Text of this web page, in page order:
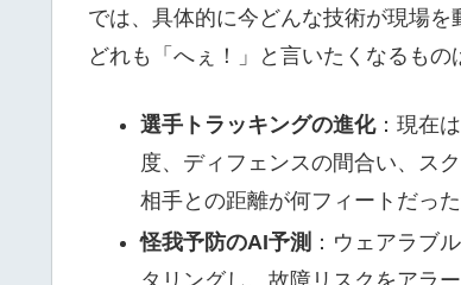
では、具体的に今どんな技術が現場を
どれも「へぇ！」と言いたくなるもの
選手トラッキングの進化：現在
度、ディフェンスの間合い、ス
相手との距離が何フィートだっ
怪我予防のAI予測 ：ウェアラブ